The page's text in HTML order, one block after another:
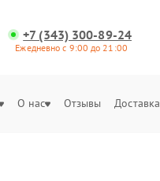
+7 (343) 300-89-24
Ежедневно с 9:00 до 21:00
О нас Отзывы Доставка